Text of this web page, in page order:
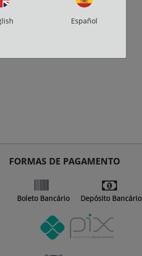
FORMAS DE PAGAMENTO
Boleto Bancário Depósito Bancário
Español